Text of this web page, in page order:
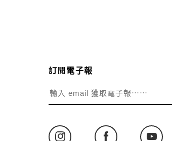
訂閱電子報